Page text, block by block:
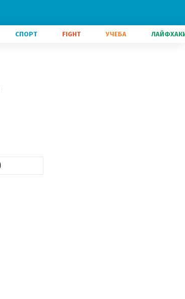
СПОРТ FIGHT УЧЕБА